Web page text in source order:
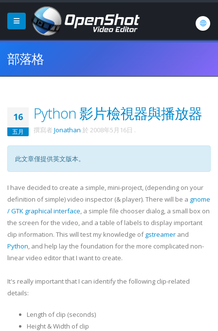
部落格
16
五月
Python 影片檢視器與播放器
撰寫者 Jonathan 於 2008年5月16日 .
此文章僅提供英文版本。
I have decided to create a simple, mini-project, (depending on your
definition of simple) video inspector (& player). There will be a gnome
/GTK graphical interface, a simple file chooser dialog, a small box on
the screen for the video, and a table of labels to display important
clip information. This will test my knowledge ofgstreamer and
Python, and help lay the foundation for the more complicated non-
linear video editor that I want to create.
It's really important that I can identify the following clip-related
details:
Length of clip (seconds)
Height & Width of clip